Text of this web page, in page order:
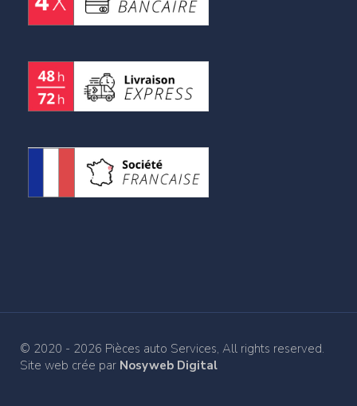
© 2020 - 2026 Pièces auto Services, All rights reserved.
Site web crée par Nosyweb Digital